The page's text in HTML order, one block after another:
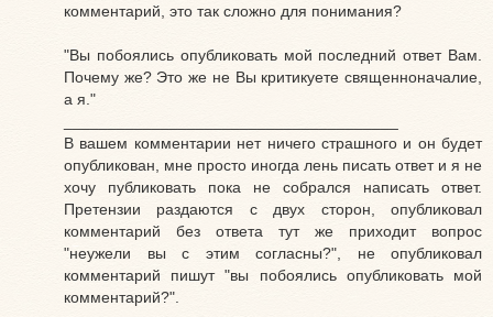
комментарий, это так сложно для понимания?
"Вы побоялись опубликовать мой последний ответ Вам.
Почему же? Это же не Вы критикуете священноначалие,
а я."
В вашем комментарии нет ничего страшного и он будет
опубликован, мне просто иногда лень писать ответ и я не
хочу публиковать пока не собрался написать ответ.
Претензии раздаются с двух сторон, опубликовал
комментарий без ответа тут же приходит вопрос
"неужели вы с этим согласны?", не опубликовал
комментарий пишут "вы побоялись опубликовать мой
комментарий?".